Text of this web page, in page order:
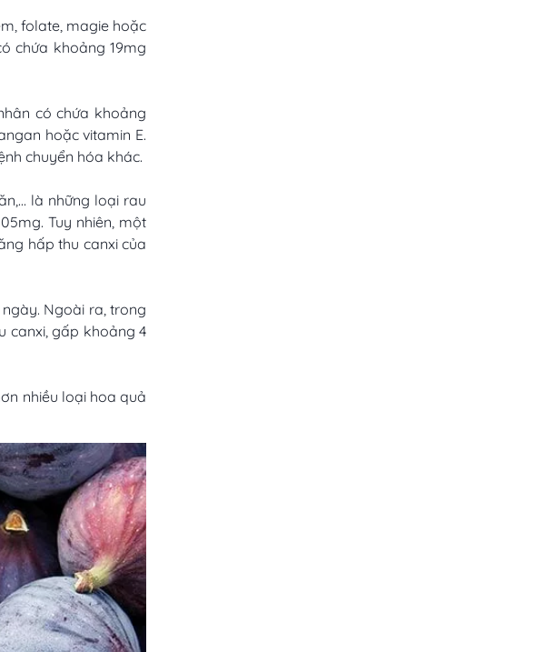
folate, magie hoặc
chứa khoảng 19mg
có chứa khoảng
hoặc vitamin E.
chuyển hóa khác.
là những loại rau
Tuy nhiên, một
hấp thu canxi của
Ngoài ra, trong
canxi, gấp khoảng 4
nhiều loại hoa quả